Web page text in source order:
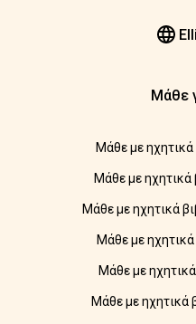
Μάθε
Μάθε με ηχητικά
Μάθε με ηχητικά
Μάθε με ηχητικά
Μάθε με ηχητικά
Μάθε με
Μάθε με ηχητικά